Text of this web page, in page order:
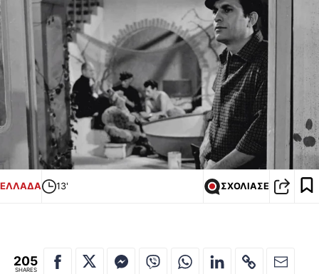
ΕΛΛΑΔΑ 13' ΣΧΟΛΙΑΣΕ
205
SHARES